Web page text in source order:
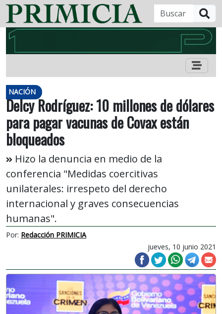
NACIÓN
Delcy Rodríguez: 10 millones de dólares
para pagar vacunas de Covax están
bloqueados
Hizo la denuncia en medio de la
conferencia "Medidas coercitivas
unilaterales: irrespeto del derecho
internacional y graves consecuencias
humanas".
Por: Redacción PRIMICIA
jueves, 10 junio 2021